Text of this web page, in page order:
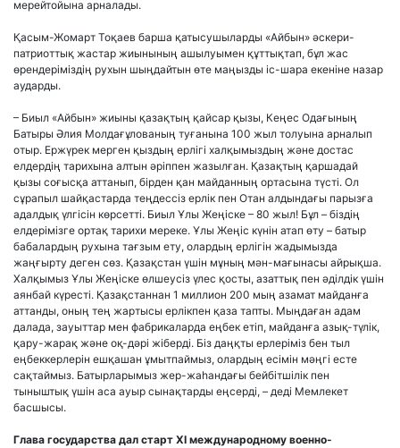
мерейтойына арналады.
Қасым-Жомарт Тоқаев барша қатысушыларды «Айбын» әскери-
патриоттық жастар жиынының ашылуымен құттықтап, бұл жас
өрендеріміздің рухын шыңдайтын өте маңызды іс-шара екеніне назар
аударды.
– Биыл «Айбын» жиыны қазақтың қайсар қызы, Кеңес Одағының
Батыры Әлия Молдағұлованың туғанына 100 жыл толуына арналып
отыр. Ержүрек мерген қыздың ерлігі халқымыздың және достас
елдердің тарихына алтын әріппен жазылған. Қазақтың қаршадай
қызы соғысқа аттанып, бірден қан майданның ортасына түсті. Ол
сұрапыл шайқастарда теңдессіз ерлік пен Отан алдындағы парызға
адалдық үлгісін көрсетті. Биыл Ұлы Жеңіске – 80 жыл! Бұл – біздің
елдерімізге ортақ тарихи мереке. Ұлы Жеңіс күнін атап өту – батыр
бабалардың рухына тағзым ету, олардың ерлігін жадымызда
жаңғырту деген сөз. Қазақстан үшін мұның мән-мағынасы айрықша.
Халқымыз Ұлы Жеңіске өлшеусіз үлес қосты, азаттық пен әділдік үшін
аянбай күресті. Қазақстаннан 1 миллион 200 мың азамат майданға
аттанды, оның тең жартысы ерлікпен қаза тапты. Мыңдаған адам
далада, зауыттар мен фабрикаларда еңбек етіп, майданға азық-түлік,
қару-жарақ және оқ-дәрі жіберді. Біз даңқты ерлеріміз бен тыл
еңбеккерлерін ешқашан ұмытпаймыз, олардың есімін мәңгі есте
сақтаймыз. Батырларымыз жер-жаһандағы бейбітшілік пен
тыныштық үшін аса ауыр сынақтарды еңсерді, – деді Мемлекет
басшысы.
Глава государства дал старт XI международному военно-